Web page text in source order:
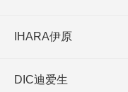
IHARA伊原
DIC迪爱生